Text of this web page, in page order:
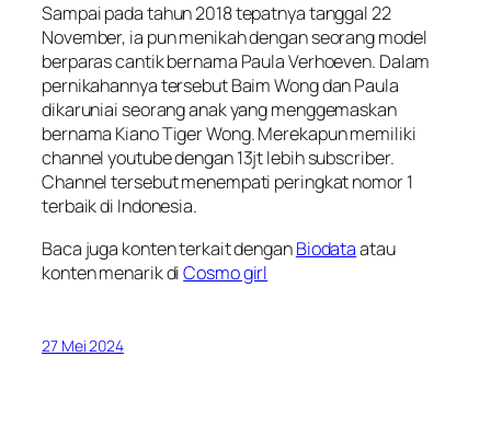
Sampai pada tahun 2018 tepatnya tanggal 22
November, ia pun menikah dengan seorang model
berparas cantik bernama Paula Verhoeven. Dalam
pernikahannya tersebut Baim Wong dan Paula
dikaruniai seorang anak yang menggemaskan
bernama Kiano Tiger Wong. Merekapun memiliki
channel youtube dengan 13jt lebih subscriber.
Channel tersebut menempati peringkat nomor 1
terbaik di Indonesia.
Baca juga konten terkait denganBiodataatau
konten menarik diCosmo girl
27 Mei 2024